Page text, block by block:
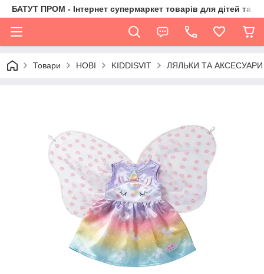
БАТУТ ПРОМ - Інтернет супермаркет товарів для дітей та їх
Товари НОВІ KIDDISVIT ЛЯЛЬКИ ТА АКСЕСУАРИ